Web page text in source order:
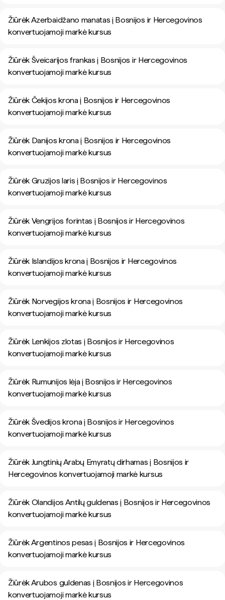
Žiūrėk Azerbaidžano manatas į Bosnijos ir Hercegovinos
konvertuojamoji markė kursus
Žiūrėk Šveicarijos frankas į Bosnijos ir Hercegovinos
konvertuojamoji markė kursus
Žiūrėk Čekijos krona į Bosnijos ir Hercegovinos
konvertuojamoji markė kursus
Žiūrėk Danijos krona į Bosnijos ir Hercegovinos
konvertuojamoji markė kursus
Žiūrėk Gruzijos laris į Bosnijos ir Hercegovinos
konvertuojamoji markė kursus
Žiūrėk Vengrijos forintas į Bosnijos ir Hercegovinos
konvertuojamoji markė kursus
Žiūrėk Islandijos krona į Bosnijos ir Hercegovinos
konvertuojamoji markė kursus
Žiūrėk Norvegijos krona į Bosnijos ir Hercegovinos
konvertuojamoji markė kursus
Žiūrėk Lenkijos zlotas į Bosnijos ir Hercegovinos
konvertuojamoji markė kursus
Žiūrėk Rumunijos lėja į Bosnijos ir Hercegovinos
konvertuojamoji markė kursus
Žiūrėk Švedijos krona į Bosnijos ir Hercegovinos
konvertuojamoji markė kursus
Žiūrėk Jungtinių Arabų Emyratų dirhamas į Bosnijos ir
Hercegovinos konvertuojamoji markė kursus
Žiūrėk Olandijos Antilų guldenas į Bosnijos ir Hercegovinos
konvertuojamoji markė kursus
Žiūrėk Argentinos pesas į Bosnijos ir Hercegovinos
konvertuojamoji markė kursus
Žiūrėk Arubos guldenas į Bosnijos ir Hercegovinos
konvertuojamoji markė kursus